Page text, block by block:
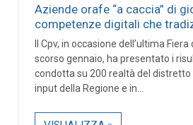
Aziende orafe “a caccia” di
competenze digitali che
Il Cpv, in occasione dell’ultima
scorso gennaio, ha presentato i
condotta su 200 realtà del
input della Regione e in...